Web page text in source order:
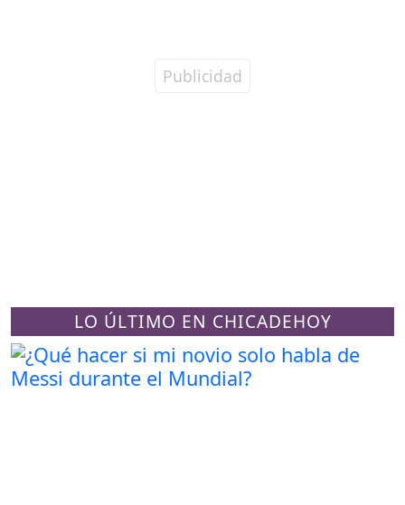
LO ÚLTIMO EN CHICADEHOY